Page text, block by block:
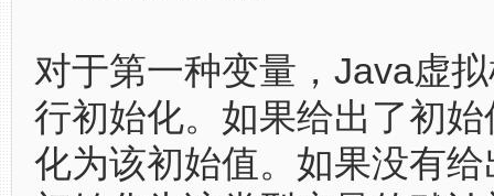
对于第一种变量，Java虚
行初始化。如果给出了初
化为该初始值。如果没有